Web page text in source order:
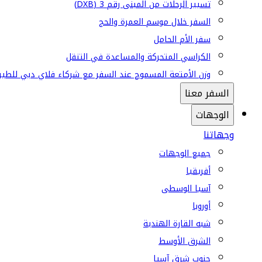
تسيير الرحلات من المبنى رقم 3 (DXB)
السفر خلال موسم العمرة والحج
سفر الأم الحامل
الكراسي المتحركة والمساعدة في التنقل
وزن الأمتعة المسموح عند السفر مع شركاء فلاي دبي
السفر معنا
الوجهات
وجهاتنا
جميع الوجهات
أفريقيا
آسيا الوسطى
أوروبا
شبه القارة الهندية
الشرق الأوسط
جنوب شرق آسيا